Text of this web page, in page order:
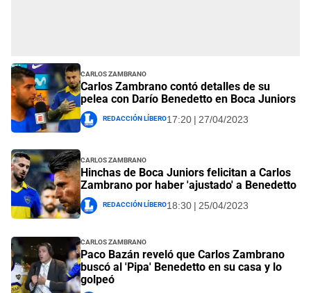
Carlos Zambrano
Carlos Zambrano contó detalles de su
pelea con Darío Benedetto en Boca Juniors
Redacción Líbero17:20 | 27/04/2023
Carlos Zambrano
Hinchas de Boca Juniors felicitan a Carlos
Zambrano por haber 'ajustado' a Benedetto
Redacción Líbero18:30 | 25/04/2023
Carlos Zambrano
Paco Bazán reveló que Carlos Zambrano
buscó al 'Pipa' Benedetto en su casa y lo
golpeó